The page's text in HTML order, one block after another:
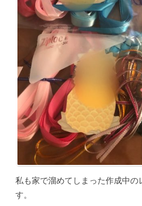
私も家で溜めてしまった作成中の
す。